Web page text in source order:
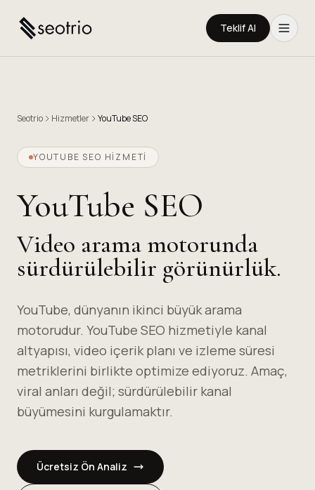
Teklif Al
Seotrio Hizmetler YouTube SEO
YOUTUBE SEO HİZMETİ
YouTube SEO
Video arama motorunda
sürdürülebilir görünürlük.
YouTube, dünyanın ikinci büyük arama
motorudur. YouTube SEO hizmetiyle kanal
altyapısı, video içerik planı ve izleme süresi
metriklerini birlikte optimize ediyoruz. Amaç,
viral anları değil; sürdürülebilir kanal
büyümesini kurgulamaktır.
Ücretsiz Ön Analiz